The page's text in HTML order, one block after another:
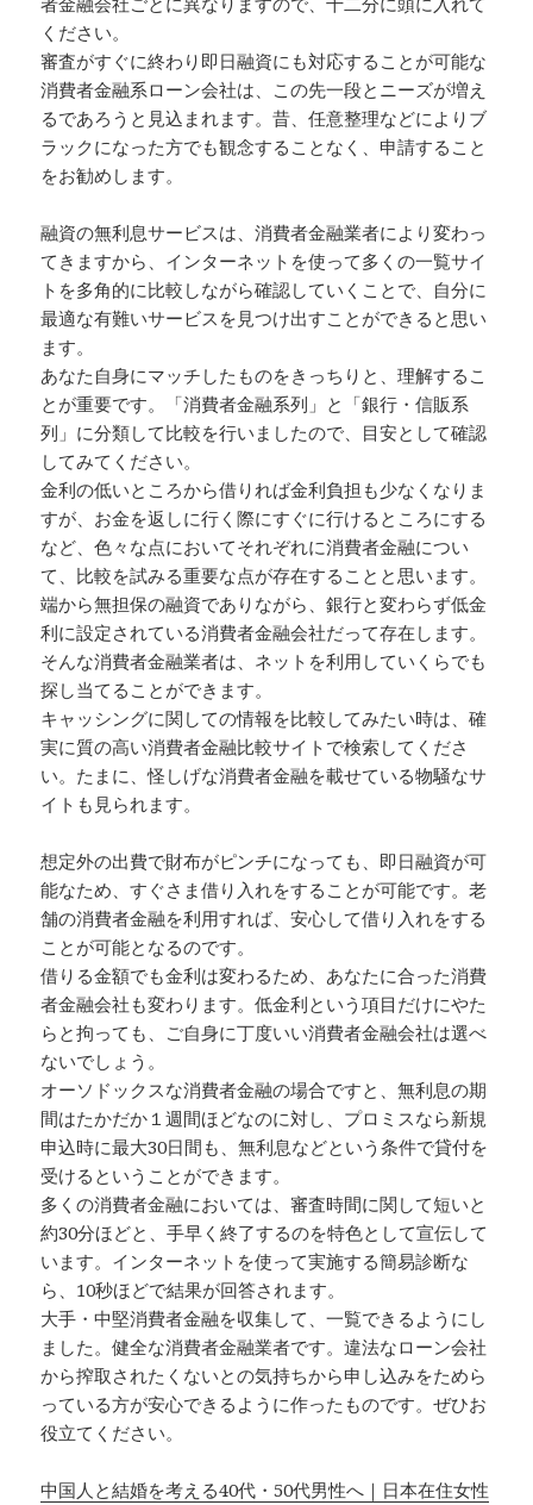
ください。
審査がすぐに終わり即日融資にも対応することが可能な
消費者金融系ローン会社は、この先一段とニーズが増え
るであろうと見込まれます。昔、任意整理などによりブ
ラックになった方でも観念することなく、申請すること
をお勧めします。
融資の無利息サービスは、消費者金融業者により変わっ
てきますから、インターネットを使って多くの一覧サイ
トを多角的に比較しながら確認していくことで、自分に
最適な有難いサービスを見つけ出すことができると思い
ます。
あなた自身にマッチしたものをきっちりと、理解するこ
とが重要です。「消費者金融系列」と「銀行・信販系
列」に分類して比較を行いましたので、目安として確認
してみてください。
金利の低いところから借りれば金利負担も少なくなりま
すが、お金を返しに行く際にすぐに行けるところにする
など、色々な点においてそれぞれに消費者金融につい
て、比較を試みる重要な点が存在することと思います。
端から無担保の融資でありながら、銀行と変わらず低金
利に設定されている消費者金融会社だって存在します。
そんな消費者金融業者は、ネットを利用していくらでも
探し当てることができます。
キャッシングに関しての情報を比較してみたい時は、確
実に質の高い消費者金融比較サイトで検索してくださ
い。たまに、怪しげな消費者金融を載せている物騒なサ
イトも見られます。
想定外の出費で財布がピンチになっても、即日融資が可
能なため、すぐさま借り入れをすることが可能です。老
舗の消費者金融を利用すれば、安心して借り入れをする
ことが可能となるのです。
借りる金額でも金利は変わるため、あなたに合った消費
者金融会社も変わります。低金利という項目だけにやた
らと拘っても、ご自身に丁度いい消費者金融会社は選べ
ないでしょう。
オーソドックスな消費者金融の場合ですと、無利息の期
間はたかだか１週間ほどなのに対し、プロミスなら新規
申込時に最大30日間も、無利息などという条件で貸付を
受けるということができます。
多くの消費者金融においては、審査時間に関して短いと
約30分ほどと、手早く終了するのを特色として宣伝して
います。インターネットを使って実施する簡易診断な
ら、10秒ほどで結果が回答されます。
大手・中堅消費者金融を収集して、一覧できるようにし
ました。健全な消費者金融業者です。違法なローン会社
から搾取されたくないとの気持ちから申し込みをためら
っている方が安心できるように作ったものです。ぜひお
役立てください。
中国人と結婚を考える40代・50代男性へ｜日本在住女性